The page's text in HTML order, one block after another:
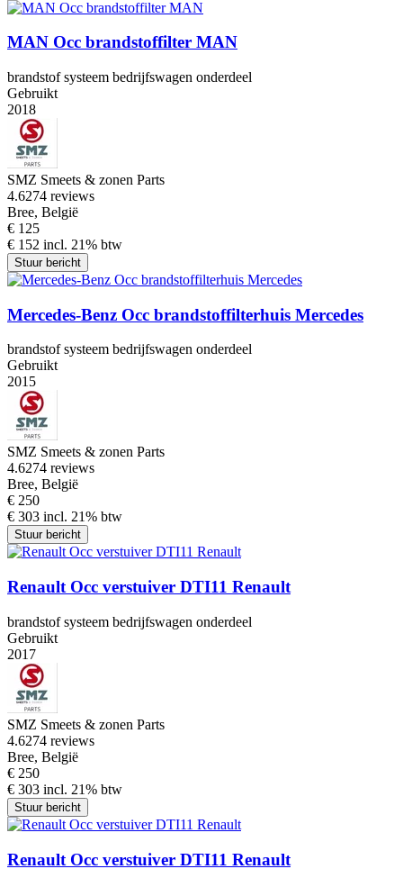
MAN Occ brandstoffilter MAN
brandstof systeem bedrijfswagen onderdeel
Gebruikt
2018
SMZ Smeets & zonen Parts
4.6274 reviews
Bree, België
€ 125
€ 152 incl. 21% btw
Stuur bericht
Mercedes-Benz Occ brandstoffilterhuis Mercedes
brandstof systeem bedrijfswagen onderdeel
Gebruikt
2015
SMZ Smeets & zonen Parts
4.6274 reviews
Bree, België
€ 250
€ 303 incl. 21% btw
Stuur bericht
Renault Occ verstuiver DTI11 Renault
brandstof systeem bedrijfswagen onderdeel
Gebruikt
2017
SMZ Smeets & zonen Parts
4.6274 reviews
Bree, België
€ 250
€ 303 incl. 21% btw
Stuur bericht
Renault Occ verstuiver DTI11 Renault